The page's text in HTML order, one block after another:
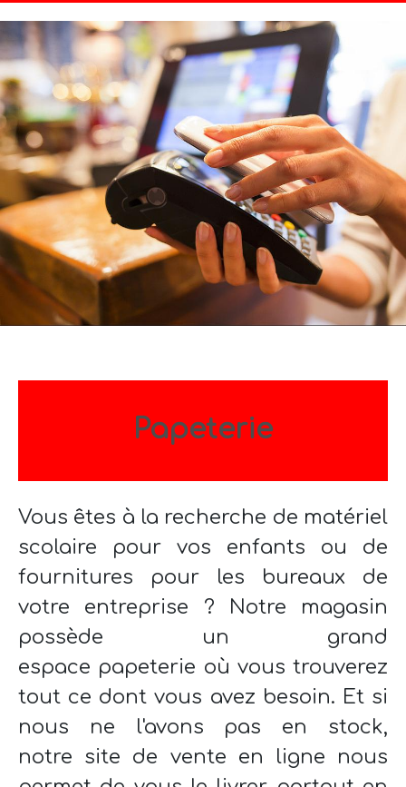
Papeterie
Vous êtes à la recherche de matériel
scolaire pour vos enfants ou de
fournitures pour les bureaux de
votre entreprise ? Notre magasin
possède un grand
espace papeterie où vous trouverez
tout ce dont vous avez besoin. Et si
nous ne l'avons pas en stock,
notre site de vente en ligne nous